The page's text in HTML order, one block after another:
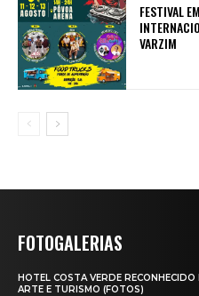
FESTIVAL
VARZIM
FOTOGALERIAS
HOTEL COSTA VERDE
ARTE E TURISMO (FOTOS)